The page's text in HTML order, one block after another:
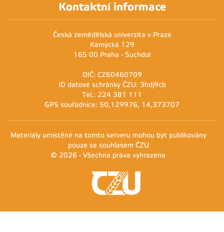
Kontaktní informace
Česká zemědělská univerzita v Praze
Kamýcká 129
165 00 Praha - Suchdol
DIČ: CZ60460709
ID datové schránky ČZU: 3hdj9cb
Tel.: 224 381 111
GPS souřadnice: 50,129976, 14,373707
Materiály umístěné na tomto serveru mohou být publikovány
pouze se souhlasem ČZU
© 2026 - Všechna práva vyhrazena